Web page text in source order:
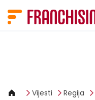
Vijesti Regija